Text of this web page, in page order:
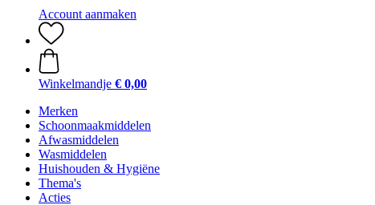
Account aanmaken
Winkelmandje € 0,00
Merken
Schoonmaakmiddelen
Afwasmiddelen
Wasmiddelen
Huishouden & Hygiëne
Thema's
Acties